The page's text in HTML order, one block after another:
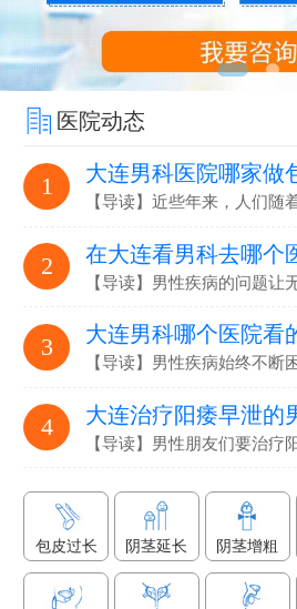
医院动态
1 大连男科医院哪家做
【导读】近些年来，人们
2 在大连看男科去哪个
3 大连男科哪个医院看
4 大连治疗阳痿早泄的
包皮过长 阴茎延长 阴茎增粗